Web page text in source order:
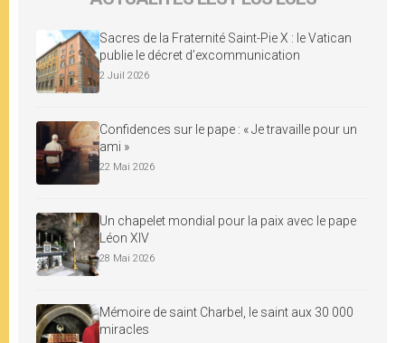
Sacres de la Fraternité Saint-Pie X : le Vatican
publie le décret d’excommunication
2 Juil 2026
Confidences sur le pape : « Je travaille pour un
ami »
22 Mai 2026
Un chapelet mondial pour la paix avec le pape
Léon XIV
28 Mai 2026
Mémoire de saint Charbel, le saint aux 30 000
miracles